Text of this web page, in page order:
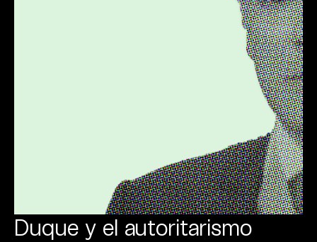
Duque y el autoritarismo